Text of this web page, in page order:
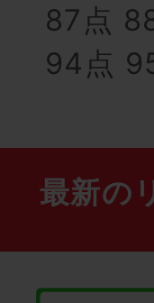
87点
94点
最新の